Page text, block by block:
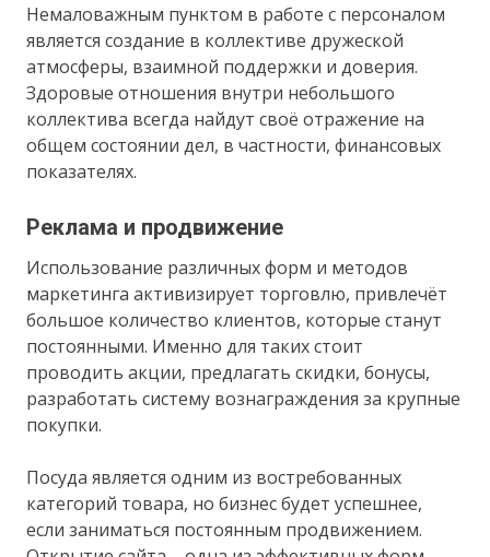
Немаловажным пунктом в работе с персоналом
является создание в коллективе дружеской
атмосферы, взаимной поддержки и доверия.
Здоровые отношения внутри небольшого
коллектива всегда найдут своё отражение на
общем состоянии дел, в частности, финансовых
показателях.
Реклама и продвижение
Использование различных форм и методов
маркетинга активизирует торговлю, привлечёт
большое количество клиентов, которые станут
постоянными. Именно для таких стоит
проводить акции, предлагать скидки, бонусы,
разработать систему вознаграждения за крупные
покупки.
Посуда является одним из востребованных
категорий товара, но бизнес будет успешнее,
если заниматься постоянным продвижением.